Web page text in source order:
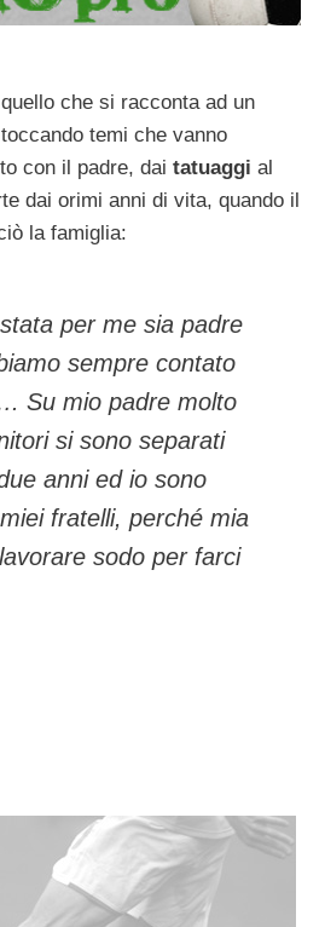
che si racconta ad un
temi che vanno
con il padre, dai tatuaggi al
dai orimi anni di vita, quando il
la famiglia:
per me sia padre
sempre contato
Su mio padre molto
si sono separati
anni ed io sono
fratelli, perché mia
sodo per farci